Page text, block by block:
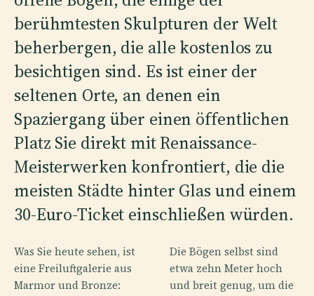
berühmtesten Skulpturen der Welt
beherbergen, die alle kostenlos zu
besichtigen sind. Es ist einer der
seltenen Orte, an denen ein
Spaziergang über einen öffentlichen
Platz Sie direkt mit Renaissance-
Meisterwerken konfrontiert, die die
meisten Städte hinter Glas und einem
30-Euro-Ticket einschließen würden.
Was Sie heute sehen, ist
eine Freiluftgalerie aus
Marmor und Bronze:
Die Bögen selbst sind
etwa zehn Meter hoch
und breit genug, um die